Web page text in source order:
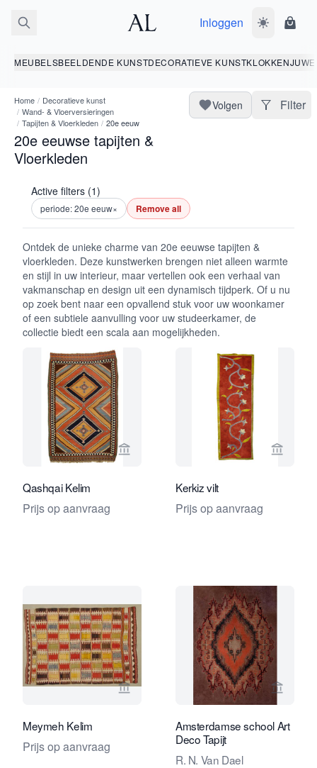
Inloggen Wissel
MEUBELSBEELDENDE KUNSTDECORATIEVE KUNSTKLOKKEN
Home / Decoratieve kunst
/ Wand- & Vloerversieringen
/ Tapijten & Vloerkleden / 20e eeuw
20e eeuwse tapijten &
Vloerkleden
Volgen Filter
Active filters (1)
periode: 20e eeuw× Remove all
Ontdek de unieke charme van 20e eeuwse tapijten &
vloerkleden. Deze kunstwerken brengen niet alleen warmte
en stijl in uw interieur, maar vertellen ook een verhaal van
vakmanschap en design uit een dynamisch tijdperk. Of u nu
op zoek bent naar een opvallend stuk voor uw woonkamer
of een subtiele aanvulling voor uw studeerkamer, de
collectie biedt een scala aan mogelijkheden.
Bekijk verkoperspagina van Foumani
Qashqai Kelim
Prijs op aanvraag
Bekijk
Kerkiz vilt
Prijs op aanvraag
Bekijk verkoperspagina van Foumani
Meymeh Kelim
Prijs op aanvraag
Bekijk
Amsterdamse school Art
Deco Tapijt
R. N. Van Dael